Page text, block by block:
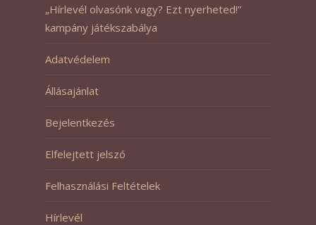
„Hírlevél olvasónk vagy? Ezt nyerheted!”
kampány játékszabálya
Adatvédelem
Állásajánlat
Bejelentkezés
Elfelejtett jelszó
Felhasználási Feltételek
Hírlevél